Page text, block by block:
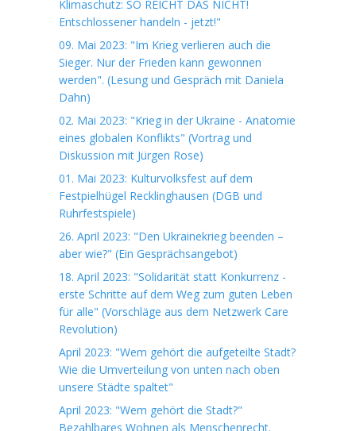
Klimaschutz: SO REICHT DAS NICHT!
Entschlossener handeln - jetzt!"
09. Mai 2023: "Im Krieg verlieren auch die
Sieger. Nur der Frieden kann gewonnen
werden". (Lesung und Gespräch mit Daniela
Dahn)
02. Mai 2023: "Krieg in der Ukraine - Anatomie
eines globalen Konflikts" (Vortrag und
Diskussion mit Jürgen Rose)
01. Mai 2023: Kulturvolksfest auf dem
Festpielhügel Recklinghausen (DGB und
Ruhrfestspiele)
26. April 2023: "Den Ukrainekrieg beenden –
aber wie?" (Ein Gesprächsangebot)
18. April 2023: "Solidarität statt Konkurrenz -
erste Schritte auf dem Weg zum guten Leben
für alle" (Vorschläge aus dem Netzwerk Care
Revolution)
April 2023: "Wem gehört die aufgeteilte Stadt?
Wie die Umverteilung von unten nach oben
unsere Städte spaltet"
April 2023: "Wem gehört die Stadt?"
Bezahlbares Wohnen als Menschenrecht.